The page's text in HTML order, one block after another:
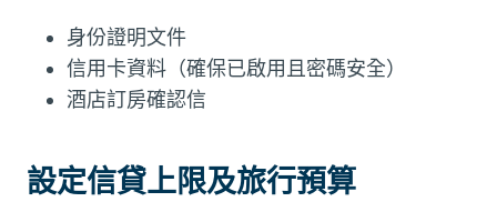
身份證明文件
信用卡資料（確保已啟用且密碼安全）
酒店訂房確認信
設定信貸上限及旅行預算